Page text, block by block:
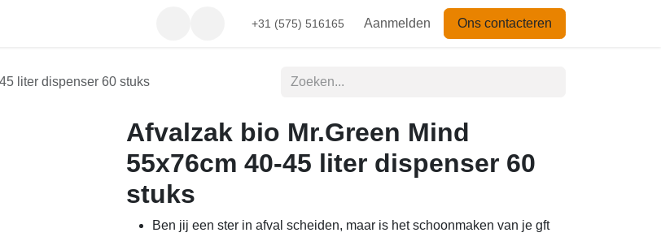
+31 (575) 516165 Aanmelden Ons contacteren
liter dispenser 60 stuks
Afvalzak bio Mr.Green Mind
55x76cm 40-45 liter dispenser 60
stuks
Ben jij een ster in afval scheiden, maar is het schoonmaken van je gft